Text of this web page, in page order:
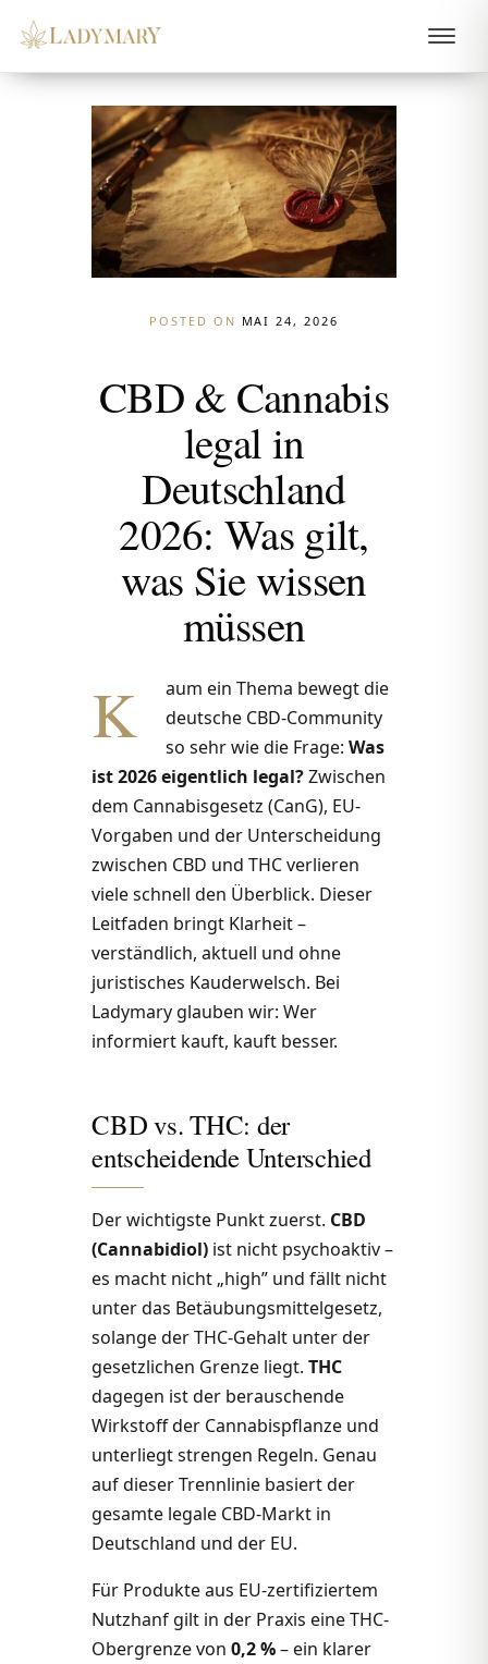
POSTED ON MAI 24, 2026
CBD & Cannabis
legal in
Deutschland
2026: Was gilt,
was Sie wissen
müssen
K
aum ein Thema bewegt die
deutsche CBD-Community
so sehr wie die Frage: Was
ist 2026 eigentlich legal?Zwischen
dem Cannabisgesetz (CanG), EU-
Vorgaben und der Unterscheidung
zwischen CBD und THC verlieren
viele schnell den Überblick. Dieser
Leitfaden bringt Klarheit –
verständlich, aktuell und ohne
juristisches Kauderwelsch. Bei
Ladymary glauben wir: Wer
informiert kauft, kauft besser.
CBD vs. THC: der
entscheidende Unterschied
Der wichtigste Punkt zuerst. CBD
(Cannabidiol) ist nicht psychoaktiv –
es macht nicht „high” und fällt nicht
unter das Betäubungsmittelgesetz,
solange der THC-Gehalt unter der
gesetzlichen Grenze liegt. THC
dagegen ist der berauschende
Wirkstoff der Cannabispflanze und
unterliegt strengen Regeln. Genau
auf dieser Trennlinie basiert der
gesamte legale CBD-Markt in
Deutschland und der EU.
Für Produkte aus EU-zertifiziertem
Nutzhanf gilt in der Praxis eine THC-
Obergrenze von 0,2 %– ein klarer